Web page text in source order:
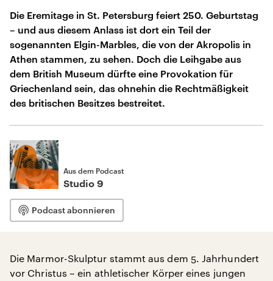
Die Eremitage in St. Petersburg feiert 250. Geburtstag
– und aus diesem Anlass ist dort ein Teil der
sogenannten Elgin-Marbles, die von der Akropolis in
Athen stammen, zu sehen. Doch die Leihgabe aus
dem British Museum dürfte eine Provokation für
Griechenland sein, das ohnehin die Rechtmäßigkeit
des britischen Besitzes bestreitet.
Aus dem Podcast
Studio 9
Podcast abonnieren
Die Marmor-Skulptur stammt aus dem 5. Jahrhundert
vor Christus – ein athletischer Körper eines jungen